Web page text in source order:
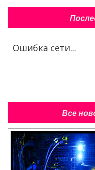
Ошибка сети...
Все